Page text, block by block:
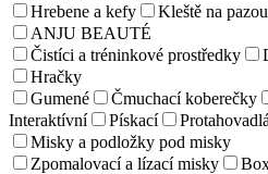
Hrebene a kefy
Kleště na
ANJU BEAUTÉ
Čistíci a tréninkové prostředky
Hračky
Gumené
Čmuchací koberečky
Interaktívní
Pískací Protahovadlá
Misky a podložky pod misky
Zpomalovací a lízací misky